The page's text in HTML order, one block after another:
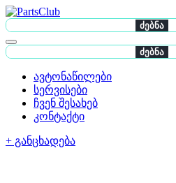
ძებნა
ძებნა
ავტონაწილები
სერვისები
ჩვენ შესახებ
კონტაქტი
+ განცხადება